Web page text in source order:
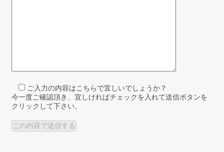
ご入力の内容はこちらで宜しいでしょうか？
今一度ご確認頂き、宜しければチェックを入れて送信ボタンを
クリックして下さい。